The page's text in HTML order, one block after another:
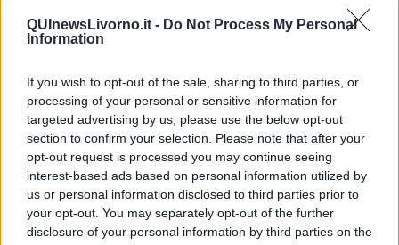
QUInewsLivorno.it - Do Not Process My Personal
Information
If you wish to opt-out of the sale, sharing to third parties, or
processing of your personal or sensitive information for
targeted advertising by us, please use the below opt-out
section to confirm your selection. Please note that after your
opt-out request is processed you may continue seeing
interest-based ads based on personal information utilized by
us or personal information disclosed to third parties prior to
your opt-out. You may separately opt-out of the further
disclosure of your personal information by third parties on the
Il diluvio
La classe
Dal balcone
Insomnia
Il guardiano
Lo sgombero
Erodoto e Tucidide
Il padre della storia
Pensieri brevi
L'evoluzione della specie
Il servizio
Riflessioni